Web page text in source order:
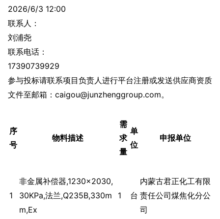
2026/6/3 12:00
联系人：
刘浦尧
联系电话：
17390739929
参与投标请联系项目负责人进行平台注册或发送供应商资质
文件至邮箱：caigou@junzhenggroup.com。
序
号
物料描述
需
求
量
单
位
申报单位
1
非金属补偿器,1230×2030,
30KPa,法兰,Q235B,330m
m,Ex
1 台
内蒙古君正化工有限
责任公司煤焦化分公
司